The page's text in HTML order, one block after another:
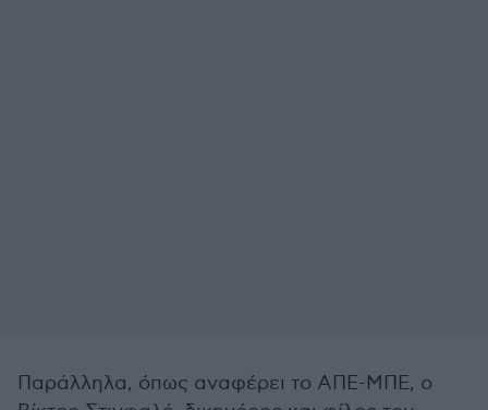
Παράλληλα, όπως αναφέρει το ΑΠΕ-ΜΠΕ, ο